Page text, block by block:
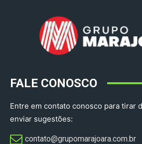
FALE CONOSCO
Entre em contato conosco para tirar
enviar sugestões:
contato@grupomarajoara.com.br